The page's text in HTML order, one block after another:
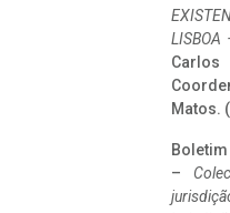
LISBOA
Carlos
Matos.
Boletim
–